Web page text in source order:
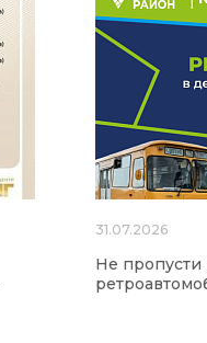
31.07.2026
Не пропусти